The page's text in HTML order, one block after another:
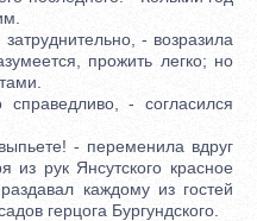
- возразила
прожить легко; но
- согласился
- переменила вдруг
из рук Янсутского красное
каждому из гостей
герцога Бургундского.